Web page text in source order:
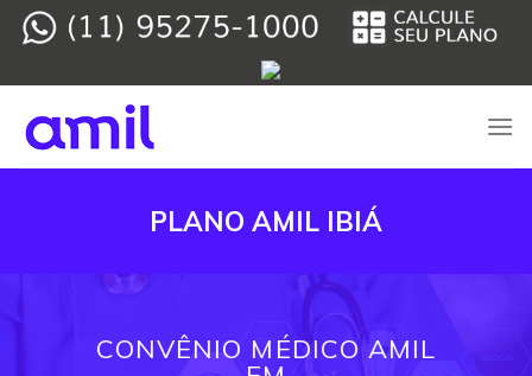
Skip
PLANO AMIL IBIÁ
CONVÊNIO MÉDICO AMIL